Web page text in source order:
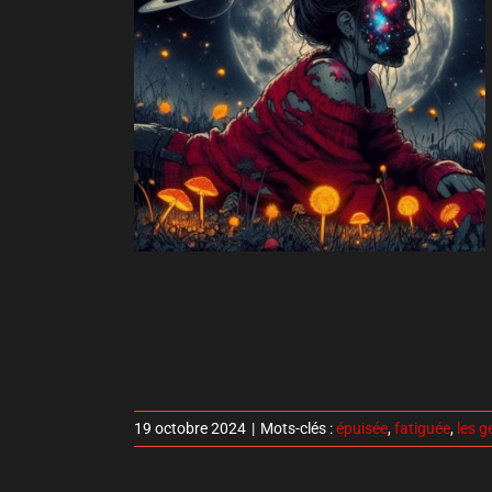
19 octobre 2024 | Mots-clés :épuisée,fatiguée, les